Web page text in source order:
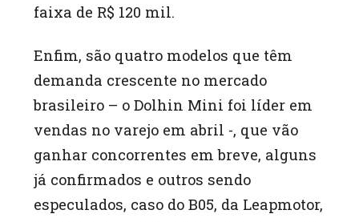
faixa de R$ 120 mil.
Enfim, são quatro modelos que têm
demanda crescente no mercado
brasileiro – o Dolhin Mini foi líder em
vendas no varejo em abril -, que vão
ganhar concorrentes em breve, alguns
já confirmados e outros sendo
especulados, caso do B05, da Leapmotor,